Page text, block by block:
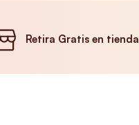
Retira Gratis en tienda